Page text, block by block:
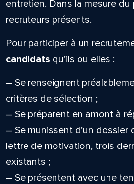
entretien. Dans la mesure
recruteurs présents.
Pour participer à un
candidats qu’ils ou elles :
– Se renseignent
critères de sélection ;
– Se préparent en amont à
– Se munissent d’un
lettre de motivation, trois
existants ;
– Se présentent avec une